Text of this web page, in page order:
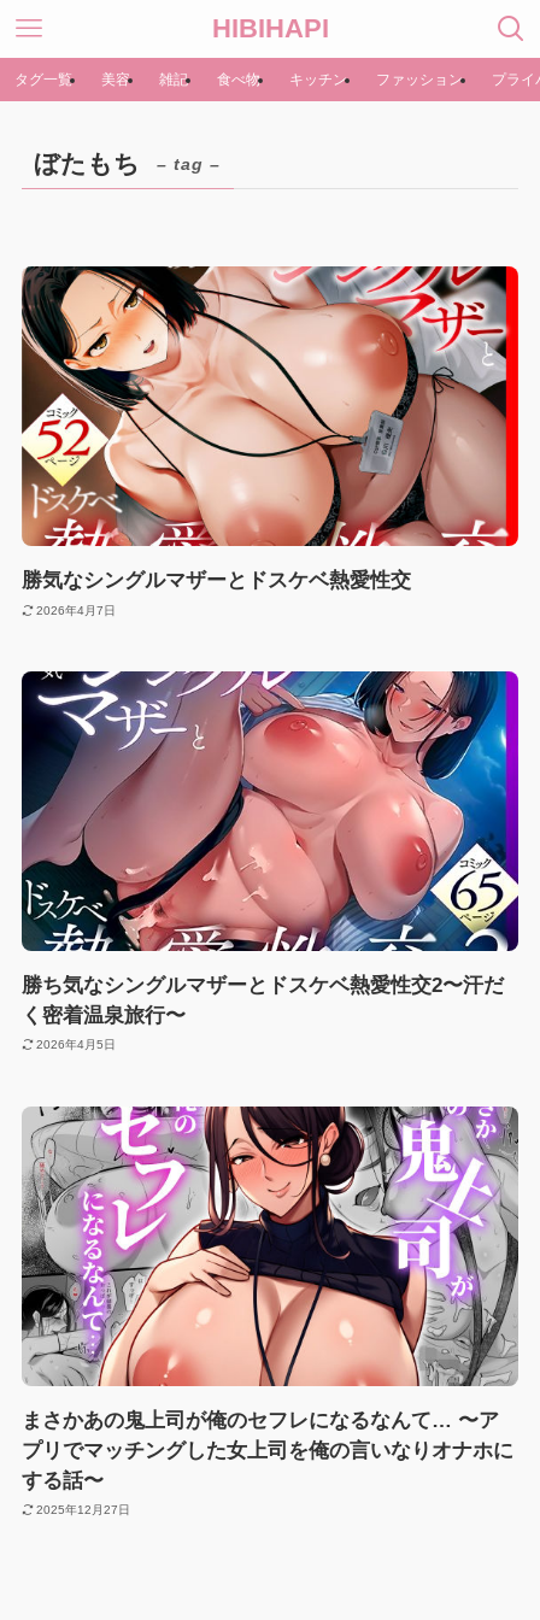
HIBIHAPI
タグ一覧 美容 雑記 食べ物 キッチン ファッション プライ
ぼたもち – tag –
勝気なシングルマザーとドスケベ熱愛性交
2026年4月7日
勝ち気なシングルマザーとドスケベ熱愛性交2〜汗だ
く密着温泉旅行〜
2026年4月5日
まさかあの鬼上司が俺のセフレになるなんて… 〜ア
プリでマッチングした女上司を俺の言いなりオナホに
する話〜
2025年12月27日